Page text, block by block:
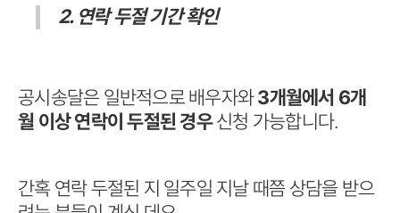
2. 연락 두절 기간 확인
공시송달은 일반적으로 배우자와3개월에서 6개
월 이상 연락이 두절된 경우신청 가능합니다.
간혹 연락 두절된 지 일주일 지날 때쯤 상담을 받으